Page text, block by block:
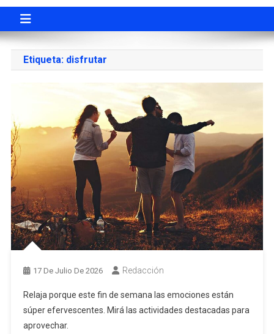
Etiqueta: disfrutar
17 De Julio De 2026 Redacción
Relaja porque este fin de semana las emociones están
súper efervescentes. Mirá las actividades destacadas para
aprovechar.